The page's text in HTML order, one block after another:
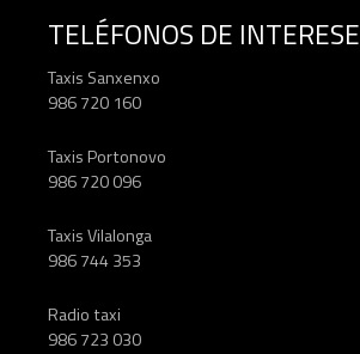
TELÉFONOS DE INTERESE
Taxis Sanxenxo
986 720 160
Taxis Portonovo
986 720 096
Taxis Vilalonga
986 744 353
Radio taxi
986 723 030